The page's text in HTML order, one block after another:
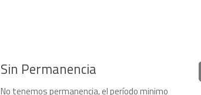
Sin Permanencia
No tenemos permanencia, el período minimo